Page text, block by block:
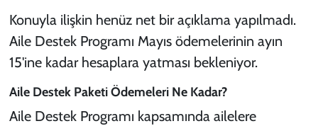
Konuyla ilişkin henüz net bir açıklama yapılmadı.
Aile Destek Programı Mayıs ödemelerinin ayın
15'ine kadar hesaplara yatması bekleniyor.
Aile Destek Paketi Ödemeleri Ne Kadar?
Aile Destek Programı kapsamında ailelere